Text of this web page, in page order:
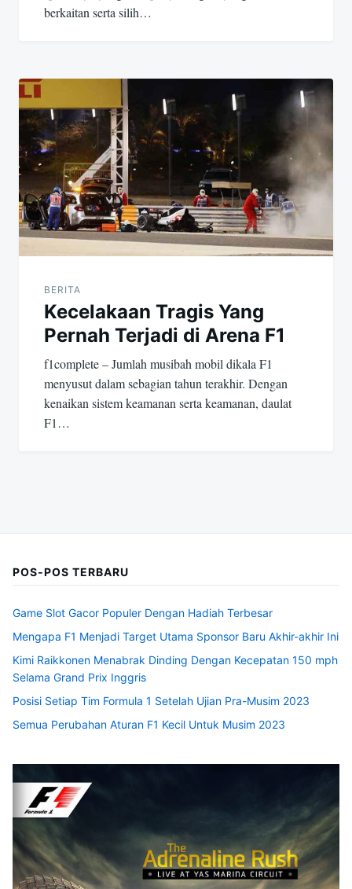
berkaitan serta silih…
BERITA
Kecelakaan Tragis Yang
Pernah Terjadi di Arena F1
f1complete – Jumlah musibah mobil dikala F1
menyusut dalam sebagian tahun terakhir. Dengan
kenaikan sistem keamanan serta keamanan, daulat
F1…
POS-POS TERBARU
Game Slot Gacor Populer Dengan Hadiah Terbesar
Mengapa F1 Menjadi Target Utama Sponsor Baru Akhir-akhir Ini
Kimi Raikkonen Menabrak Dinding Dengan Kecepatan 150 mph
Selama Grand Prix Inggris
Posisi Setiap Tim Formula 1 Setelah Ujian Pra-Musim 2023
Semua Perubahan Aturan F1 Kecil Untuk Musim 2023